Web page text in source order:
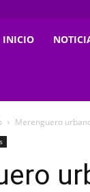
INICIO
Merenguero